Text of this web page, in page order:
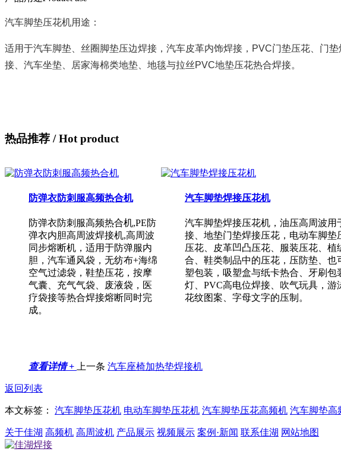
汽车脚垫压花机用途：
适用于汽车脚垫、丝圈脚垫压边焊接，汽车皮革内饰焊接，PVC门垫压花、门
接、汽车坐垫、居家海棉类地垫、地毯与拉丝PVC地垫压花热合焊接。
热品推荐 / Hot product
防弹衣防刺服高频热合机
防弹衣防刺服高频热合机,PE防
弹衣内胆高周波焊接机,高周波
同步熔断机，适用于防弹服内
胆，汽车通风袋，无纺布+海绵
空气过滤袋，鞋垫压花，按摩
气囊、充气气袋、废液袋，医
疗袋接等热合焊接熔断同时完
成。
汽车脚垫焊接压花机
汽车脚垫焊接压花机，油压高周波
接、地垫门垫焊接压花，电动车脚
压花、皮革凹凸压花、服装压花、
合、鞋类制品中的压花，压防垫、也
塑包装，吸塑盒与纸卡热合、牙刷
灯、PVC高电位焊接、吹气玩具，
花纹图案、字母文字的压制。
查看详情 + 上一条 汽车座椅加热垫焊接机
返回列表
本文标签： 汽车脚垫压花机 电动车脚垫压花机 汽车脚垫压花高频机 汽车脚垫高
关于佳湖 高频机 高周波机 产品展示 视频展示 案例·新闻 联系佳湖 网站地图